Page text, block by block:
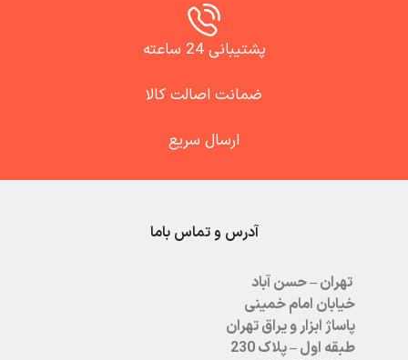
پشتیبانی 24 ساعته
ضمانت اصالت کالا
ارسال سریع
آدرس و تماس باما
تهران – حسن آباد
خیابان امام خمینی
پاساژ ابزار و یراق تهران
طبقه اول – پلاک 230